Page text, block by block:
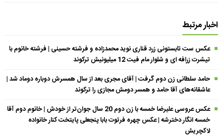
اخبار مرتبط
عکس ست تابستونی زرد قناری نوید محمدزاده و فرشته حسینی | فرشته خانوم با
تیشرت زرافه ای و شلوار مام فیت 12 میلیونیش ترکوند
حامد سلطانی زن دوم گرفت | آقای مجری بعد از سال همسرش دوباره دوماد شد |
عاشقانه‌های آقا حامد و همسر دومش مجازی را ترکوند
عکس عروسی علیرضا خمسه با زن دوم 20 سال جوان‌تر از خودش | خانوم دوم آقا
خمسه انگار دخترشه | عکس چهره فرتوت بابا پنجعلی پایتخت کنار خانواده
لاکچریش